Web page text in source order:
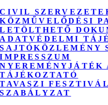
CIVIL
KÖZMŰVELŐDÉSI
LETÖLTHETŐ
ADATVÉDELMI
SAJTÓKÖZLEMÉNY
IMPRESSZUM
NYEREMÉNYJÁTÉK
TÁJÉKOZTATÓ
TAVASZI
SZABÁLYZAT